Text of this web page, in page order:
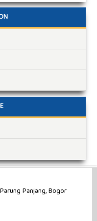
Panjang, Bogor